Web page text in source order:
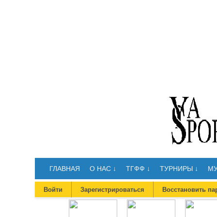
ГЛАВНАЯ О НАС ↓ ТГФФ ↓ ТУРНИРЫ ↓
Войти Зарегистрироваться Восстановить